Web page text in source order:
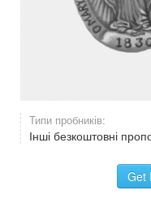
Типи пробників:
Інші безкоштовні
Get